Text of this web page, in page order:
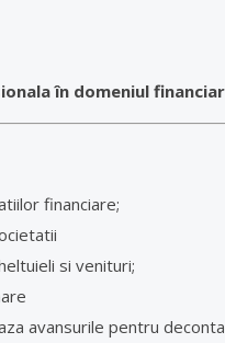
în domeniul
financiare;
si venituri;
avansurile pentru